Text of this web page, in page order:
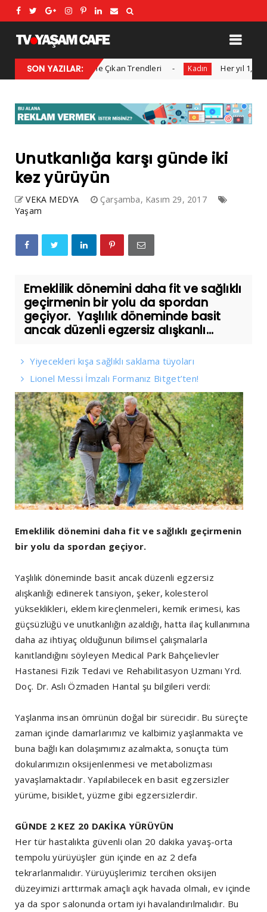
SON YAZILAR:
Sezonun Öne Çıkan Trendleri Kadın Her yıl 1,4 milyon
Unutkanlığa karşı günde iki
kez yürüyün
VEKA MEDYA
Çarşamba, Kasım 29, 2017
Yaşam
Emeklilik dönemini daha fit ve sağlıklı
geçirmenin bir yolu da spordan
geçiyor. Yaşlılık döneminde basit
ancak düzenli egzersiz alışkanlı...
Yiyecekleri kışa sağlıklı saklama tüyoları
Lionel Messi İmzalı Formanız Bitget’ten!
Emeklilik dönemini daha fit ve sağlıklı geçirmenin
bir yolu da spordan geçiyor.
Yaşlılık döneminde basit ancak düzenli egzersiz
alışkanlığı edinerek tansiyon, şeker, kolesterol
yükseklikleri, eklem kireçlenmeleri, kemik erimesi, kas
güçsüzlüğü ve unutkanlığın azaldığı, hatta ilaç kullanımına
daha az ihtiyaç olduğunun bilimsel çalışmalarla
kanıtlandığını söyleyen Medical Park Bahçelievler
Hastanesi Fizik Tedavi ve Rehabilitasyon Uzmanı Yrd.
Doç. Dr. Aslı Özmaden Hantal şu bilgileri verdi:
Yaşlanma insan ömrünün doğal bir sürecidir. Bu süreçte
zaman içinde damarlarımız ve kalbimiz yaşlanmakta ve
buna bağlı kan dolaşımımız azalmakta, sonuçta tüm
dokularımızın oksijenlenmesi ve metabolizması
yavaşlamaktadır. Yapılabilecek en basit egzersizler
yürüme, bisiklet, yüzme gibi egzersizlerdir.
GÜNDE 2 KEZ 20 DAKİKA YÜRÜYÜN
Her tür hastalıkta güvenli olan 20 dakika yavaş-orta
tempolu yürüyüşler gün içinde en az 2 defa
tekrarlanmalıdır. Yürüyüşlerimiz tercihen oksijen
düzeyimizi arttırmak amaçlı açık havada olmalı, ev içinde
ya da spor salonunda ortam iyi havalandırılmalıdır. Bu